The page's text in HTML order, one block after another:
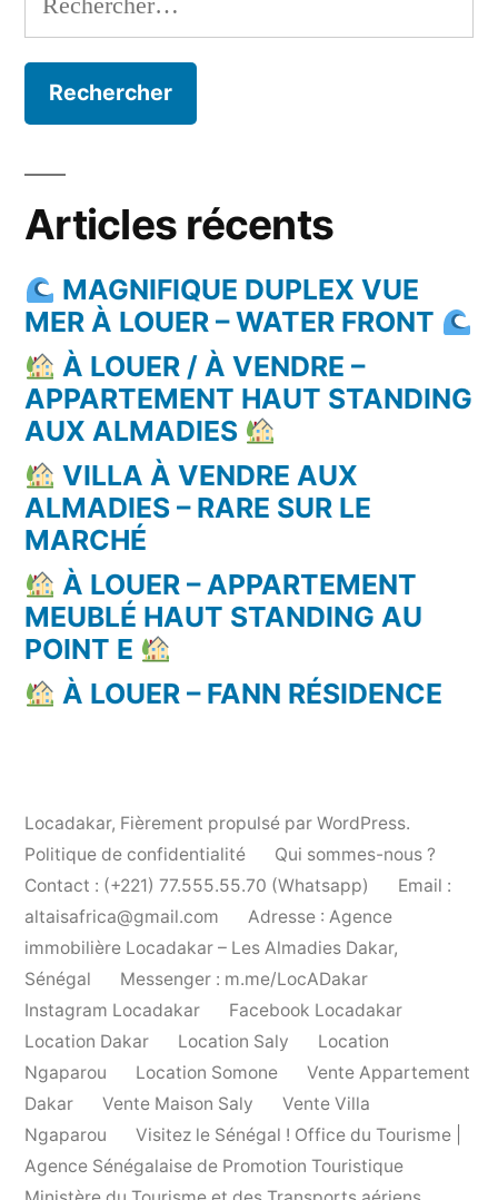
Articles récents
MAGNIFIQUE DUPLEX VUE
MER À LOUER – WATER FRONT
À LOUER / À VENDRE –
APPARTEMENT HAUT STANDING
AUX ALMADIES
VILLA À VENDRE AUX
ALMADIES – RARE SUR LE
MARCHÉ
À LOUER – APPARTEMENT
MEUBLÉ HAUT STANDING AU
POINT E
À LOUER – FANN RÉSIDENCE
Locadakar, Fièrement propulsé par WordPress.
Politique de confidentialité
Qui sommes-nous ?
Contact : (+221) 77.555.55.70 (Whatsapp)
Email :
altaisafrica@gmail.com
Adresse : Agence
immobilière Locadakar – Les Almadies Dakar,
Sénégal
Messenger : m.me/LocADakar
Instagram Locadakar
Facebook Locadakar
Location Dakar
Location Saly
Location
Ngaparou
Location Somone
Vente Appartement
Dakar
Vente Maison Saly
Vente Villa
Ngaparou
Visitez le Sénégal ! Office du Tourisme |
Agence Sénégalaise de Promotion Touristique